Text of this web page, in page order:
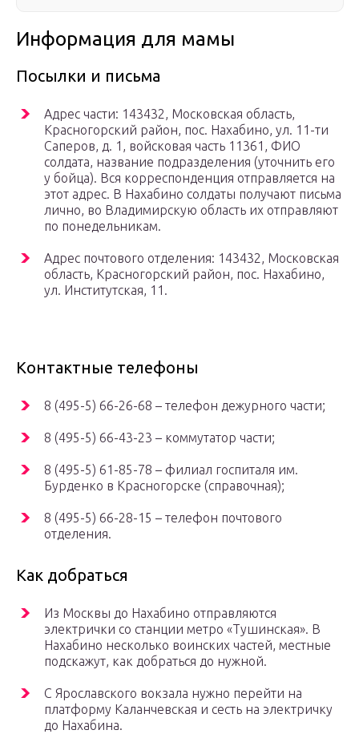
Информация для мамы
Посылки и письма
Адрес части: 143432, Московская область,
Красногорский район, пос. Нахабино, ул. 11-ти
Саперов, д. 1, войсковая часть 11361, ФИО
солдата, название подразделения (уточнить его
у бойца). Вся корреспонденция отправляется на
этот адрес. В Нахабино солдаты получают письма
лично, во Владимирскую область их отправляют
по понедельникам.
Адрес почтового отделения: 143432, Московская
область, Красногорский район, пос. Нахабино,
ул. Институтская, 11.
Контактные телефоны
8 (495-5) 66-26-68 – телефон дежурного части;
8 (495-5) 66-43-23 – коммутатор части;
8 (495-5) 61-85-78 – филиал госпиталя им.
Бурденко в Красногорске (справочная);
8 (495-5) 66-28-15 – телефон почтового
отделения.
Как добраться
Из Москвы до Нахабино отправляются
электрички со станции метро «Тушинская». В
Нахабино несколько воинских частей, местные
подскажут, как добраться до нужной.
С Ярославского вокзала нужно перейти на
платформу Каланчевская и сесть на электричку
до Нахабина.